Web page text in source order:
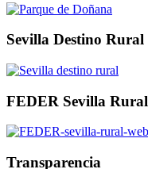
Sevilla Destino Rural
FEDER Sevilla Rural
Transparencia